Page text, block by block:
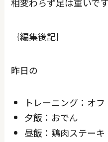
｛編集後記｝
昨日の
トレーニング：オフ
夕飯：おでん
昼飯：鶏肉ステー